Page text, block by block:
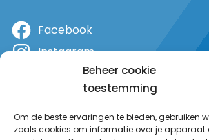
Beheer cookie
toestemming
Om de beste ervaringen te bieden, gebruiken
zoals cookies om informatie over je
Facebook
Instagram
YouTube